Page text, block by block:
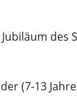
des
(7-13